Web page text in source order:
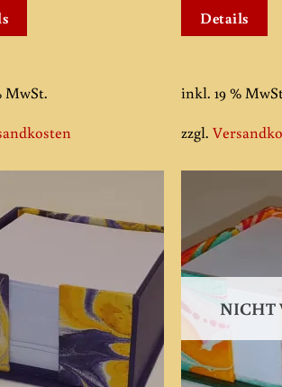
MwSt.
Details
inkl. 19 %
zzgl.
Add to
NICHT